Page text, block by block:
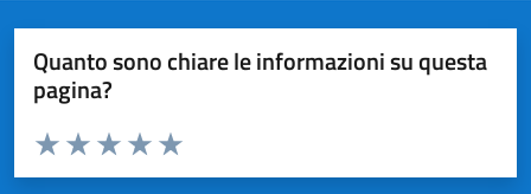
Quanto sono chiare le informazioni su questa
pagina?
Valuta da 1 a 5 stelle la pagina
Valuta 5 stelle su 5
Valuta 4 stelle su 5
Valuta 3 stelle su 5
Valuta 2 stelle su 5
Valuta 1 stelle su 5